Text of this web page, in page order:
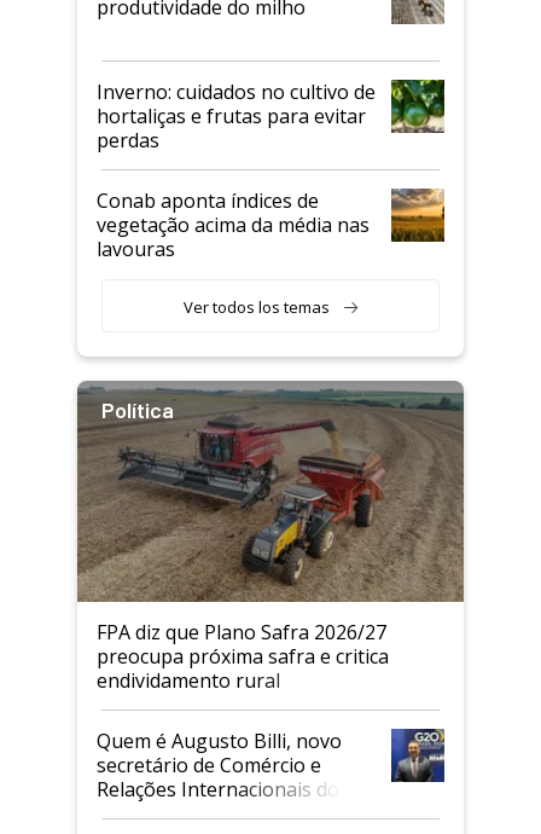
produtividade do milho
Inverno: cuidados no cultivo de
hortaliças e frutas para evitar
perdas
Conab aponta índices de
vegetação acima da média nas
lavouras
Ver todos los temas
Política
FPA diz que Plano Safra 2026/27
preocupa próxima safra e critica
endividamento rural
Quem é Augusto Billi, novo
secretário de Comércio e
Relações Internacionais do
Mapa